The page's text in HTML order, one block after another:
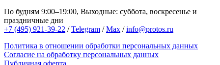
По будням 9:00–19:00, Выходные: суббота, воскресенье и
праздничные дни
+7 (495) 921-39-22 /Telegram /Max /info@protos.ru
Политика в отношении обработки персональных данных
Согласие на обработку персональных данных
Публичная оферта